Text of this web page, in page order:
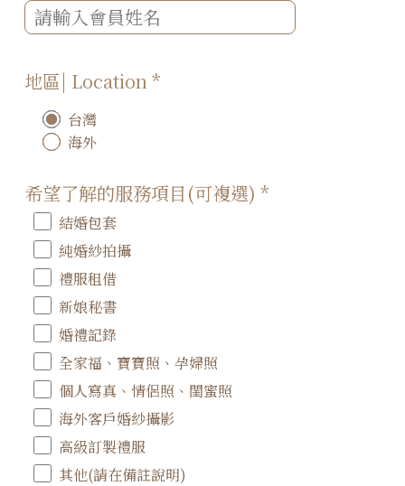
地區| Location*
台灣
海外
希望了解的服務項目(可複選)*
結婚包套
純婚紗拍攝
禮服租借
新娘秘書
婚禮記錄
全家福、寶寶照、孕婦照
個人寫真、情侶照、閨蜜照
海外客戶婚紗攝影
高級訂製禮服
其他(請在備註說明)